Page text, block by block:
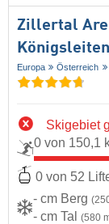
Zillertal
Europa Österreich
Skigebiet
0 von 150,1
0 von 52
- cm Berg
- cm Tal (580